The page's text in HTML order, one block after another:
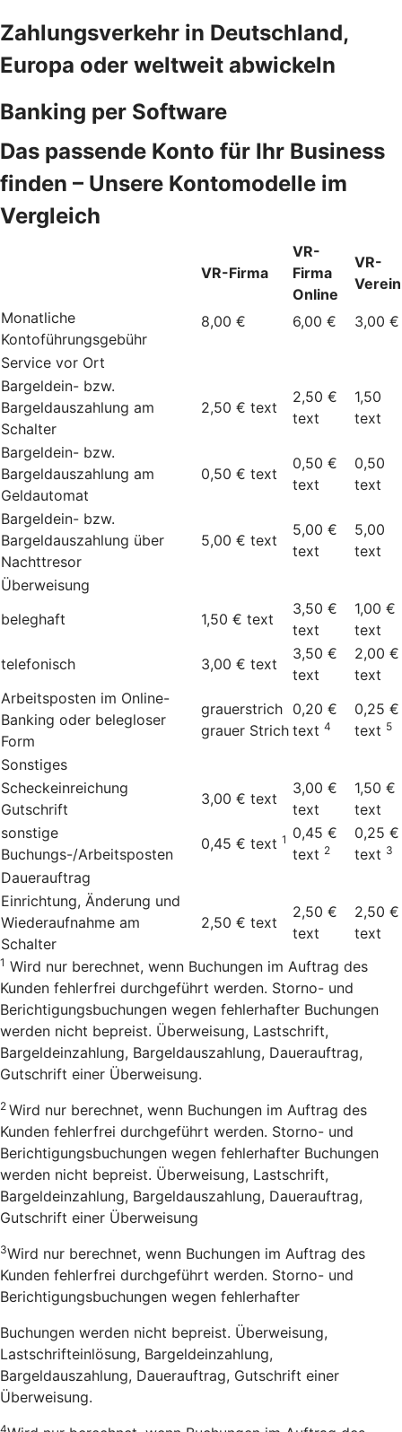
Zahlungsverkehr in Deutschland,
Europa oder weltweit abwickeln
Banking per Software
Das passende Konto für Ihr Business
finden – Unsere Kontomodelle im
Vergleich
VR-Firma
VR-
Firma
Online
VR-
Verein
Monatliche
Kontoführungsgebühr
8,00 € 6,00 € 3,00 €
Service vor Ort
Bargeldein- bzw.
Bargeldauszahlung am
Schalter
2,50 € text
2,50 €
text
1,50
text
Bargeldein- bzw.
Bargeldauszahlung am
Geldautomat
0,50 € text
0,50 €
text
0,50
text
Bargeldein- bzw.
Bargeldauszahlung über
Nachttresor
5,00 € text
5,00 €
text
5,00
text
Überweisung
beleghaft
1,50 € text
3,50 €
text
1,00 €
text
telefonisch
3,00 € text
3,50 €
text
2,00 €
text
Arbeitsposten im Online-
Banking oder belegloser
Form
grauerstrich
grauer Strich
0,20 €
text 4
0,25 €
text 5
Sonstiges
Scheckeinreichung
Gutschrift
3,00 € text
3,00 €
text
1,50 €
text
sonstige
Buchungs-/Arbeitsposten
0,45 € text 1 0,45 €
text 2
0,25 €
text 3
Dauerauftrag
Einrichtung, Änderung und
Wiederaufnahme am
Schalter
2,50 € text
2,50 €
text
2,50 €
text
1 Wird nur berechnet, wenn Buchungen im Auftrag des
Kunden fehlerfrei durchgeführt werden. Storno- und
Berichtigungsbuchungen wegen fehlerhafter Buchungen
werden nicht bepreist. Überweisung, Lastschrift,
Bargeldeinzahlung, Bargeldauszahlung, Dauerauftrag,
Gutschrift einer Überweisung.
2 Wird nur berechnet, wenn Buchungen im Auftrag des
Kunden fehlerfrei durchgeführt werden. Storno- und
Berichtigungsbuchungen wegen fehlerhafter Buchungen
werden nicht bepreist. Überweisung, Lastschrift,
Bargeldeinzahlung, Bargeldauszahlung, Dauerauftrag,
Gutschrift einer Überweisung
3Wird nur berechnet, wenn Buchungen im Auftrag des
Kunden fehlerfrei durchgeführt werden. Storno- und
Berichtigungsbuchungen wegen fehlerhafter
Buchungen werden nicht bepreist. Überweisung,
Lastschrifteinlösung, Bargeldeinzahlung,
Bargeldauszahlung, Dauerauftrag, Gutschrift einer
Überweisung.
4